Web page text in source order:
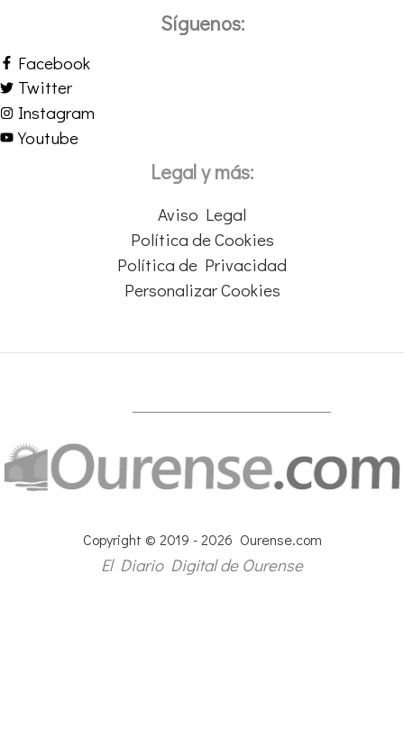
Síguenos:
Facebook
Twitter
Instagram
Youtube
Legal y más:
Aviso Legal
Política de Cookies
Política de Privacidad
Personalizar Cookies
Copyright © 2019 - 2026 Ourense.com
El Diario Digital de Ourense